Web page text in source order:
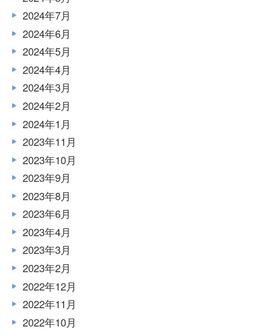
2024年7月
2024年6月
2024年5月
2024年4月
2024年3月
2024年2月
2024年1月
2023年11月
2023年10月
2023年9月
2023年8月
2023年6月
2023年4月
2023年3月
2023年2月
2022年12月
2022年11月
2022年10月